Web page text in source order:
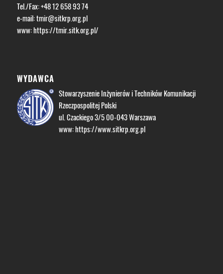
Tel./Fax: +48 12 658 93 74
e-mail:tmir@sitkrp.org.pl
www:https://tmir.sitk.org.pl/
WYDAWCA
Stowarzyszenie Inżynierów i Techników Komunikacji
Rzeczpospolitej Polski
ul. Czackiego 3/5 00-043 Warszawa
www:https://www.sitkrp.org.pl